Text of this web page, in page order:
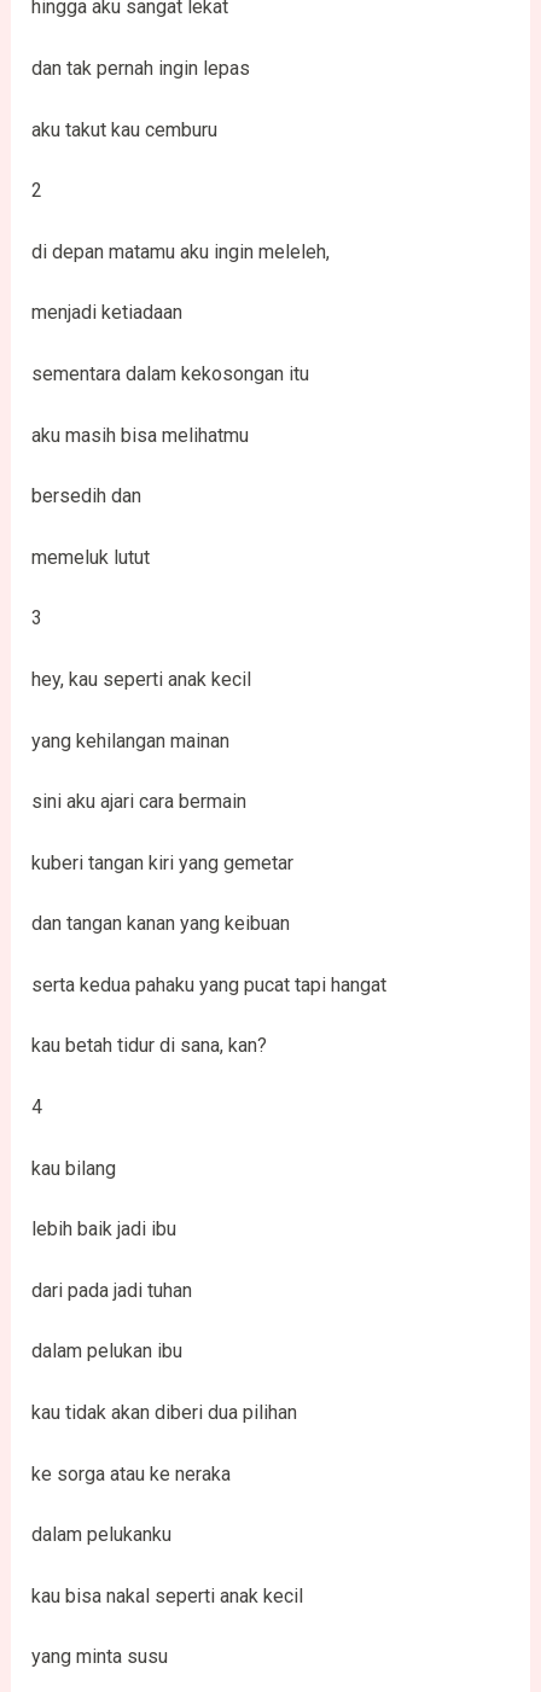
hingga aku sangat lekat
dan tak pernah ingin lepas
aku takut kau cemburu
2
di depan matamu aku ingin meleleh,
menjadi ketiadaan
sementara dalam kekosongan itu
aku masih bisa melihatmu
bersedih dan
memeluk lutut
3
hey, kau seperti anak kecil
yang kehilangan mainan
sini aku ajari cara bermain
kuberi tangan kiri yang gemetar
dan tangan kanan yang keibuan
serta kedua pahaku yang pucat tapi hangat
kau betah tidur di sana, kan?
4
kau bilang
lebih baik jadi ibu
dari pada jadi tuhan
dalam pelukan ibu
kau tidak akan diberi dua pilihan
ke sorga atau ke neraka
dalam pelukanku
kau bisa nakal seperti anak kecil
yang minta susu